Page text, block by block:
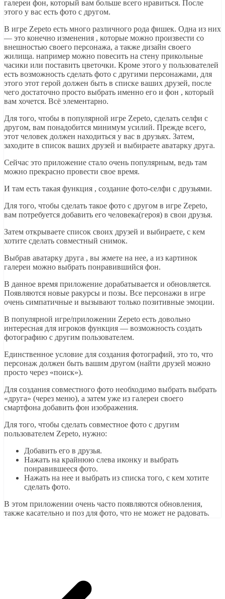
галереи фон, который вам больше всего нравиться. После
этого у вас есть фото с другом.
В игре Zepeto есть много различного рода фишек. Одна из них
— это конечно изменения , которые можно произвести со
внешностью своего персонажа, а также дизайн своего
жилища. например можно повесить на стену прикольные
часики или поставить цветочки. Кроме этого у пользователей
есть возможность сделать фото с другими персонажами, для
этого этот герой должен быть в списке ваших друзей, после
чего достаточно просто выбрать именно его и фон , который
вам хочется. Всё элементарно.
Для того, чтобы в популярной игре Zepeto, сделать селфи с
другом, вам понадобится минимум усилий. Прежде всего,
этот человек должен находиться у вас в друзьях. Затем,
заходите в список ваших друзей и выбираете аватарку друга.
Сейчас это приложение стало очень популярным, ведь там
можно прекрасно провести свое время.
И там есть такая функция , создание фото-селфи с друзьями.
Для того, чтобы сделать такое фото с другом в игре Zepeto,
вам потребуется добавить его человека(героя) в свои друзья.
Затем открываете список своих друзей и выбираете, с кем
хотите сделать совместный снимок.
Выбрав аватарку друга , вы жмете на нее, а из картинок
галереи можно выбрать понравившийся фон.
В данное время приложение дорабатывается и обновляется.
Появляются новые ракурсы и позы. Все персонажи в игре
очень симпатичные и вызывают только позитивные эмоции.
В популярной игре/приложении Zepeto есть довольно
интересная для игроков функция — возможность создать
фотографию с другим пользователем.
Единственное условие для создания фотографий, это то, что
персонаж должен быть вашим другом (найти друзей можно
просто через «поиск»).
Для создания совместного фото необходимо выбрать выбрать
«друга» (через меню), а затем уже из галереи своего
смартфона добавить фон изображения.
Для того, чтобы сделать совместное фото с другим
пользователем Zepeto, нужно:
Добавить его в друзья.
Нажать на крайнюю слева иконку и выбрать
понравившееся фото.
Нажать на нее и выбрать из списка того, с кем хотите
сделать фото.
В этом приложении очень часто появляются обновления,
также касательно и поз для фото, что не может не радовать.